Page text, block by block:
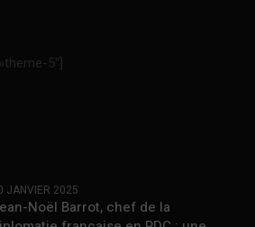
5″]
JANVIER 2025
Noël Barrot, chef de la